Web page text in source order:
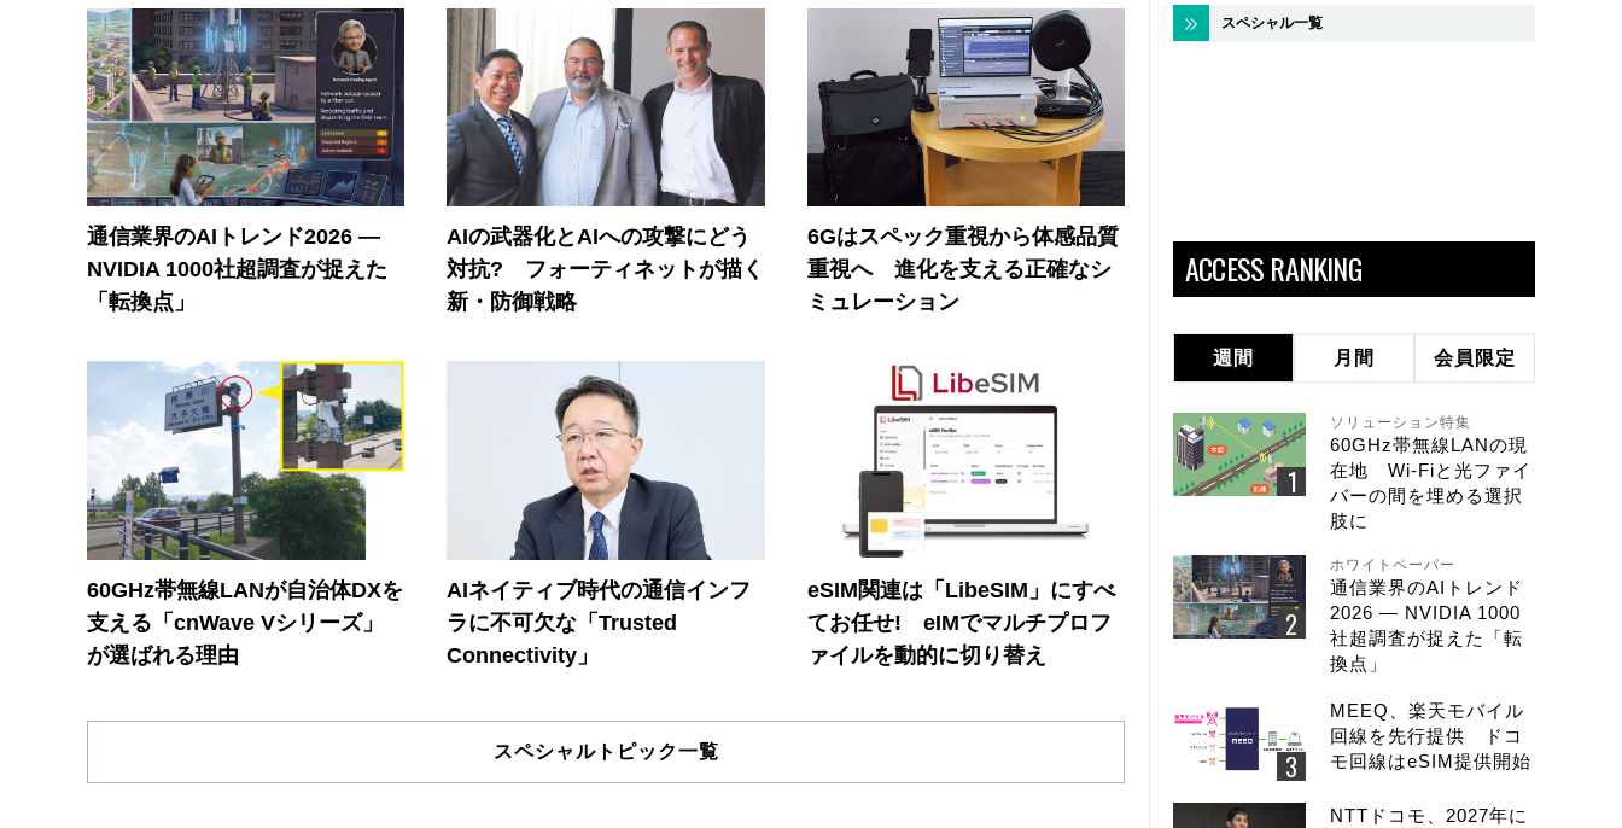
通信業界のAIトレンド2026 ―
NVIDIA 1000社超調査が捉えた
「転換点」
AIの武器化とAIへの攻撃にどう
対抗? フォーティネットが描く
新・防御戦略
6Gはスペック重視から体感品質
重視へ 進化を支える正確なシ
ミュレーション
60GHz帯無線LANが自治体DXを
支える「cnWave Vシリーズ」
が選ばれる理由
AIネイティブ時代の通信インフ
ラに不可欠な「Trusted
Connectivity」
eSIM関連は「LibeSIM」にすべ
てお任せ! eIMでマルチプロフ
ァイルを動的に切り替え
スペシャルトピック一覧
スペシャル一覧
ACCESS RANKING
週間 月間 会員限定
ソリューション特集
60GHz帯無線LANの現
在地 Wi-Fiと光ファイ
バーの間を埋める選択
肢に
ホワイトペーパー
通信業界のAIトレンド
2026 ― NVIDIA 1000
社超調査が捉えた「転
換点」
MEEQ、楽天モバイル
回線を先行提供 ドコ
モ回線はeSIM提供開始
NTTドコモ、2027年に